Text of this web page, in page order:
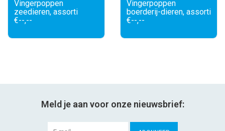
Vingerpoppen
zeedieren, assorti
€--,--
Vingerpoppen
boerderij-dieren, assorti
€--,--
Meld je aan voor onze nieuwsbrief: